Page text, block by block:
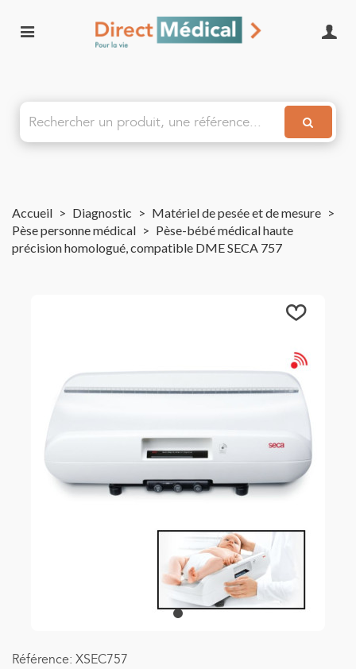
Accueil > Diagnostic > Matériel de pesée et de mesure >
Pèse personne médical > Pèse-bébé médical haute
précision homologué, compatible DME SECA 757
Référence: XSEC757